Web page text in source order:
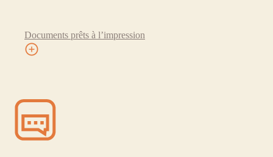
Documents prêts à l’impression